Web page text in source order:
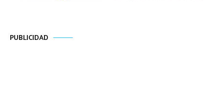
PUBLICIDAD